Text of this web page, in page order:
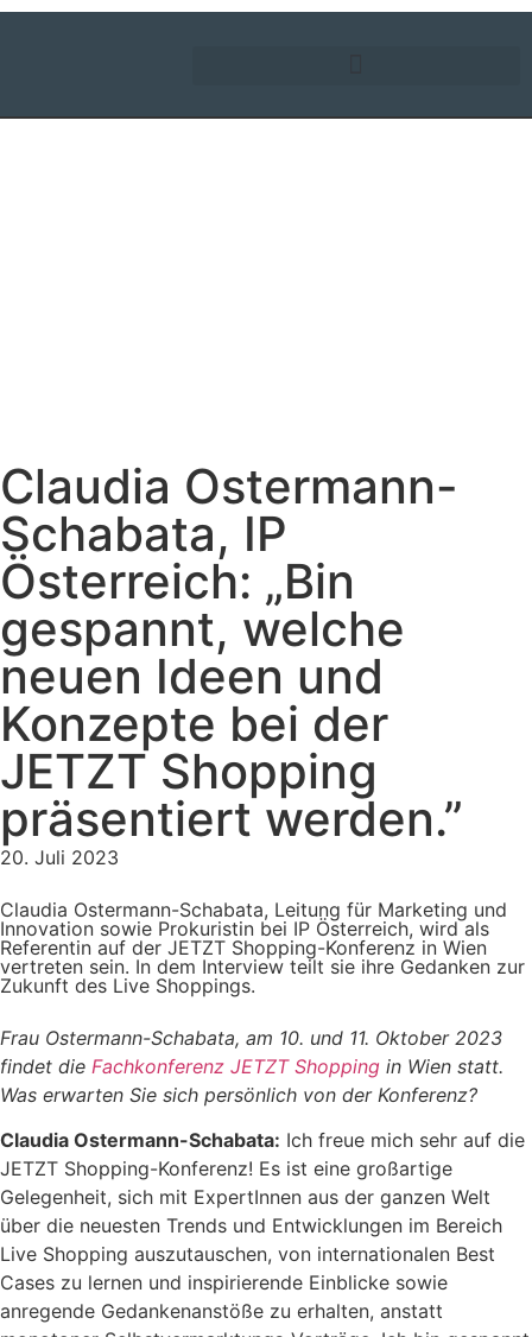
Claudia Ostermann-
Schabata, IP
Österreich: „Bin
gespannt, welche
neuen Ideen und
Konzepte bei der
JETZT Shopping
präsentiert werden.”
20. Juli 2023
Claudia Ostermann-Schabata, Leitung für Marketing und
Innovation sowie Prokuristin bei IP Österreich, wird als
Referentin auf der JETZT Shopping-Konferenz in Wien
vertreten sein. In dem Interview teilt sie ihre Gedanken zur
Zukunft des Live Shoppings.
Frau Ostermann-Schabata, am 10. und 11. Oktober 2023
findet die Fachkonferenz JETZT Shopping in Wien statt.
Was erwarten Sie sich persönlich von der Konferenz?
Claudia Ostermann-Schabata: Ich freue mich sehr auf die
JETZT Shopping-Konferenz! Es ist eine großartige
Gelegenheit, sich mit ExpertInnen aus der ganzen Welt
über die neuesten Trends und Entwicklungen im Bereich
Live Shopping auszutauschen, von internationalen Best
Cases zu lernen und inspirierende Einblicke sowie
anregende Gedankenanstöße zu erhalten, anstatt